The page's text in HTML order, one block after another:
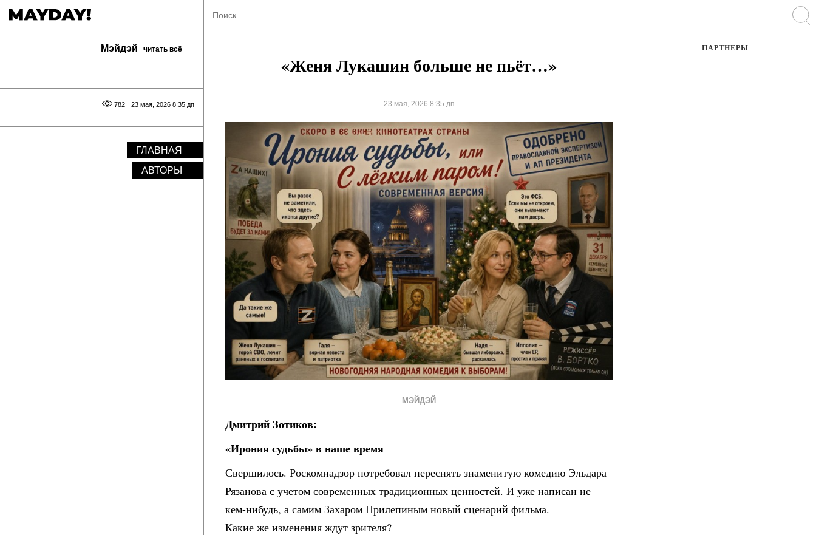
Мэйдэй читать всё
23 мая, 2026 8:35 дп
782
ГЛАВНАЯ
АВТОРЫ
«Женя Лукашин больше не пьёт…»
23 мая, 2026 8:35 дп
МЭЙДЭЙ
Дмитрий Зотиков:
«Ирония судьбы» в наше время
Свершилось. Роскомнадзор потребовал переснять знаменитую комедию Эльдара
Рязанова с учетом современных традиционных ценностей. И уже написан не
кем-нибудь, а самим Захаром Прилепиным новый сценарий фильма.
Какие же изменения ждут зрителя?
ПАРТНЕРЫ